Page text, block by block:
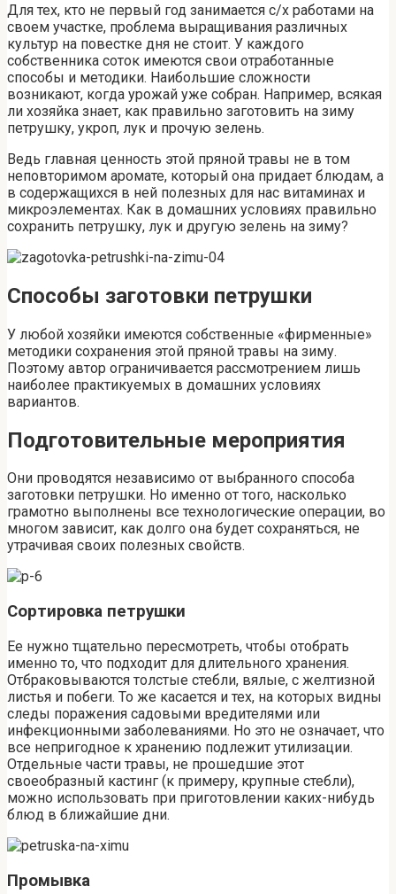
Для тех, кто не первый год занимается с/х работами на
своем участке, проблема выращивания различных
культур на повестке дня не стоит. У каждого
собственника соток имеются свои отработанные
способы и методики. Наибольшие сложности
возникают, когда урожай уже собран. Например, всякая
ли хозяйка знает, как правильно заготовить на зиму
петрушку, укроп, лук и прочую зелень.
Ведь главная ценность этой пряной травы не в том
неповторимом аромате, который она придает блюдам, а
в содержащихся в ней полезных для нас витаминах и
микроэлементах. Как в домашних условиях правильно
сохранить петрушку, лук и другую зелень на зиму?
Способы заготовки петрушки
У любой хозяйки имеются собственные «фирменные»
методики сохранения этой пряной травы на зиму.
Поэтому автор ограничивается рассмотрением лишь
наиболее практикуемых в домашних условиях
вариантов.
Подготовительные мероприятия
Они проводятся независимо от выбранного способа
заготовки петрушки. Но именно от того, насколько
грамотно выполнены все технологические операции, во
многом зависит, как долго она будет сохраняться, не
утрачивая своих полезных свойств.
Сортировка петрушки
Ее нужно тщательно пересмотреть, чтобы отобрать
именно то, что подходит для длительного хранения.
Отбраковываются толстые стебли, вялые, с желтизной
листья и побеги. То же касается и тех, на которых видны
следы поражения садовыми вредителями или
инфекционными заболеваниями. Но это не означает, что
все непригодное к хранению подлежит утилизации.
Отдельные части травы, не прошедшие этот
своеобразный кастинг (к примеру, крупные стебли),
можно использовать при приготовлении каких-нибудь
блюд в ближайшие дни.
Промывка